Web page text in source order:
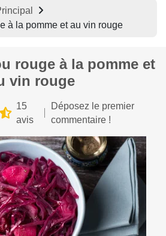
à la pomme et au vin rouge
rouge à la pomme et
vin rouge
15
avis
Déposez le premier
commentaire !